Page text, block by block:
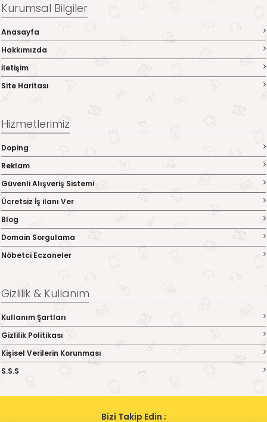
Kurumsal Bilgiler
Anasayfa
Hakkımızda
İletişim
Site Haritası
Hizmetlerimiz
Doping
Reklam
Güvenli Alışveriş Sistemi
Ücretsiz İş ilanı Ver
Blog
Domain Sorgulama
Nöbetci Eczaneler
Gizlilik & Kullanım
Kullanım Şartları
Gizlilik Politikası
Kişisel Verilerin Korunması
S.S.S
Bizi Takip Edin ;